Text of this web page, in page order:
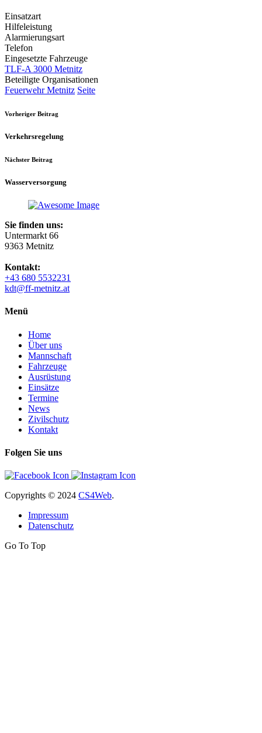
Einsatzart
Hilfeleistung
Alarmierungsart
Telefon
Eingesetzte Fahrzeuge
TLF-A 3000 Metnitz
Beteiligte Organisationen
Feuerwehr Metnitz Seite
Vorheriger Beitrag
Verkehrsregelung
Nächster Beitrag
Wasserversorgung
Sie finden uns:
Untermarkt 66
9363 Metnitz
Kontakt:
+43 680 5532231
kdt@ff-metnitz.at
Menü
Home
Über uns
Mannschaft
Fahrzeuge
Ausrüstung
Einsätze
Termine
News
Zivilschutz
Kontakt
Folgen Sie uns
Copyrights © 2024 CS4Web.
Impressum
Datenschutz
Go To Top